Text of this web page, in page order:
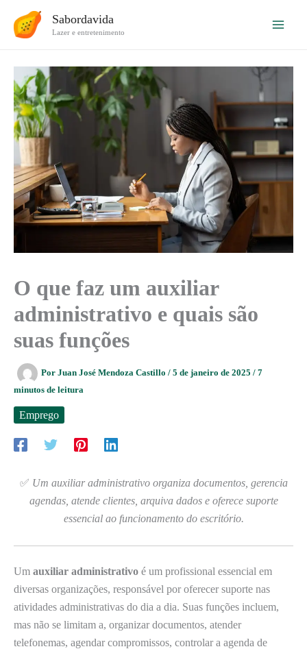
para
Sabordavida
Lazer e entretenimento
O que faz um auxiliar
administrativo e quais são
suas funções
Por Juan José Mendoza Castillo / 5 de janeiro de 2025 / 7
minutos de leitura
Emprego
✅ Um auxiliar administrativo organiza documentos, gerencia
agendas, atende clientes, arquiva dados e oferece suporte
essencial ao funcionamento do escritório.
Um auxiliar administrativo é um profissional essencial em
diversas organizações, responsável por oferecer suporte nas
atividades administrativas do dia a dia. Suas funções incluem,
mas não se limitam a, organizar documentos, atender
telefonemas, agendar compromissos, controlar a agenda de